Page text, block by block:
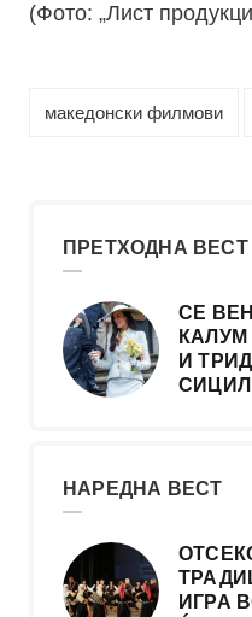
(Фото: „Лист
македонски филмови
ПРЕТХОДНА ВЕСТ
СЕ
И
НАРЕДНА ВЕСТ
ИГРА